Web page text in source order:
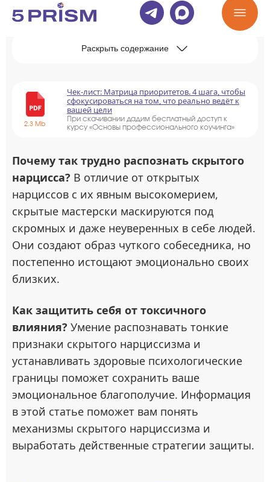
Психологические причины формирования
Раскрыть содержание
2.3 Mb
Чек-лист: Матрица приоритетов. 4 шага, чтобы
сфокусироваться на том, что реально ведёт к
вашей цели
При скачивании дадим бесплатный доступ к
курсу «Основы профессионального коучинга»
Почему так трудно распознать скрытого
нарцисса? В отличие от открытых
нарциссов с их явным высокомерием,
скрытые мастерски маскируются под
скромных и даже неуверенных в себе людей.
Они создают образ чуткого собеседника, но
постепенно истощают эмоционально своих
близких.
Как защитить себя от токсичного
влияния? Умение распознавать тонкие
признаки скрытого нарциссизма и
устанавливать здоровые психологические
границы поможет сохранить ваше
эмоциональное благополучие. Информация
в этой статье поможет вам понять
механизмы скрытого нарциссизма и
выработать действенные стратегии защиты.